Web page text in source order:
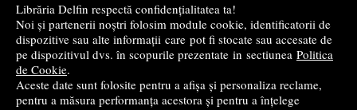
Librăria Delfin respectă confidențialitatea ta!
Noi și partenerii noștri folosim module cookie, identificatorii de
dispozitive sau alte informații care pot fi stocate sau accesate de
pe dispozitivul dvs. în scopurile prezentate in sectiunea Politica
de Cookie.
Aceste date sunt folosite pentru a afișa și personaliza reclame,
pentru a măsura performanța acestora și pentru a înțelege
Cele mai bune cărți de istorie
Top cărți beletristică